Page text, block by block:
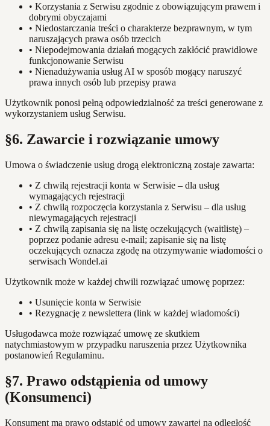
• Korzystania z Serwisu zgodnie z obowiązującym prawem i
dobrymi obyczajami
• Niedostarczania treści o charakterze bezprawnym, w tym
naruszających prawa osób trzecich
• Niepodejmowania działań mogących zakłócić prawidłowe
funkcjonowanie Serwisu
• Nienadużywania usług AI w sposób mogący naruszyć
prawa innych osób lub przepisy prawa
Użytkownik ponosi pełną odpowiedzialność za treści generowane z
wykorzystaniem usług Serwisu.
§6. Zawarcie i rozwiązanie umowy
Umowa o świadczenie usług drogą elektroniczną zostaje zawarta:
• Z chwilą rejestracji konta w Serwisie – dla usług
wymagających rejestracji
• Z chwilą rozpoczęcia korzystania z Serwisu – dla usług
niewymagających rejestracji
• Z chwilą zapisania się na listę oczekujących (waitlistę) –
poprzez podanie adresu e-mail; zapisanie się na listę
oczekujących oznacza zgodę na otrzymywanie wiadomości o
serwisach Wondel.ai
Użytkownik może w każdej chwili rozwiązać umowę poprzez:
• Usunięcie konta w Serwisie
• Rezygnację z newslettera (link w każdej wiadomości)
Usługodawca może rozwiązać umowę ze skutkiem
natychmiastowym w przypadku naruszenia przez Użytkownika
postanowień Regulaminu.
§7. Prawo odstąpienia od umowy
(Konsumenci)
Konsument ma prawo odstąpić od umowy zawartej na odległość